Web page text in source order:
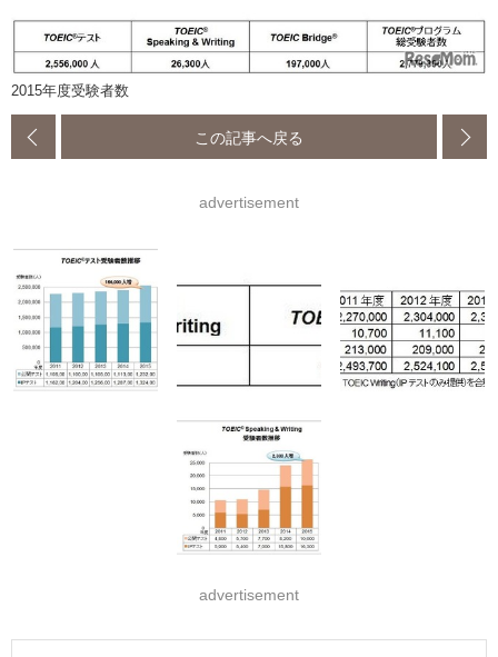
2015年度受験者数
この記事へ戻る
advertisement
advertisement